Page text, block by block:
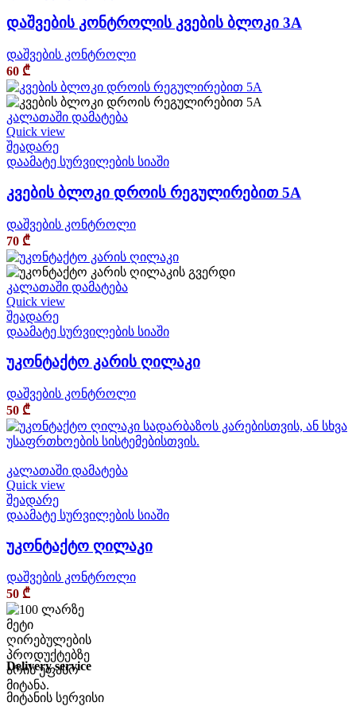
დაშვების კონტროლის კვების ბლოკი 3A
დაშვების კონტროლი
60 ₾
კალათაში დამატება
Quick view
შეადარე
დაამატე სურვილების სიაში
კვების ბლოკი დროის რეგულირებით 5A
დაშვების კონტროლი
70 ₾
კალათაში დამატება
Quick view
შეადარე
დაამატე სურვილების სიაში
უკონტაქტო კარის ღილაკი
დაშვების კონტროლი
50 ₾
კალათაში დამატება
Quick view
შეადარე
დაამატე სურვილების სიაში
უკონტაქტო ღილაკი
დაშვების კონტროლი
50 ₾
Delivery service
მიტანის სერვისი